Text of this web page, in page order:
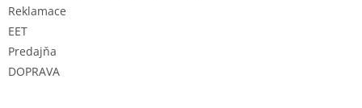
Reklamace
EET
Predajňa
DOPRAVA